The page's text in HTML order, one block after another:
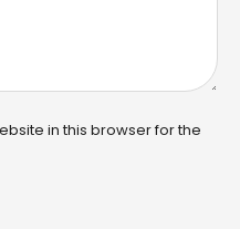
in this browser for the